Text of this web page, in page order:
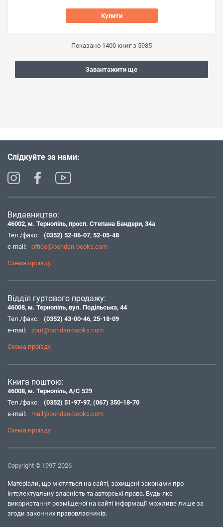
Купити
Показано 1400 книг з 5985
Завантажити ще
Слідкуйте за нами:
Видавництво:
46002, м. Тернопіль, просп. Степана Бандери, 34а
Тел./факс:
(0352) 52-06-07, 52-05-48
e-mail:
office@bohdan-books.com
Схема проїзду
Відділ гуртового продажу:
46008, м. Тернопіль, вул. Подільська, 44
Тел./факс:
(0352) 43-00-46, 25-18-09
e-mail:
zbut@bohdan-books.com
Схема проїзду
Книга поштою:
46008, м. Тернопіль, А/С 529
Тел./факс:
(0352) 51-97-97, (067) 350-18-70
e-mail:
mail@bohdan-books.com
Схема проїзду
Copyright © 1997-2026
Матеріали, що містяться на сайті, захищені законами про
інтелектуальну власність та авторські права. Будь-яке
використання розміщеної на сайті інформації можливе лише за
згоди законних правовласників.